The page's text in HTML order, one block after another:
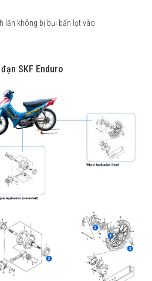
lăn không bị bụi bẩn lọt vào
SKF Enduro